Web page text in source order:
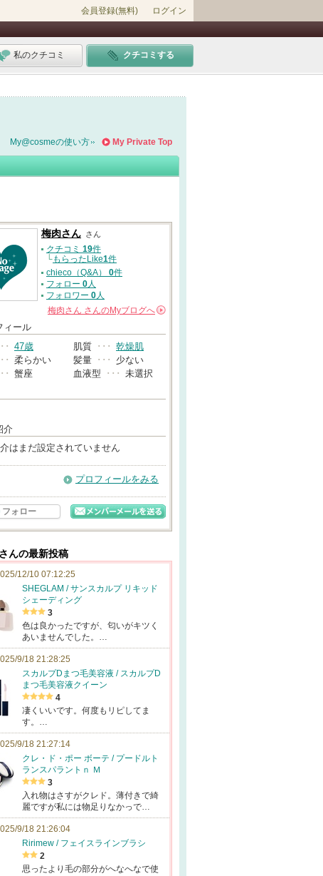
会員登録(無料) ログイン
私のクチコミ クチコミする
My Private Top
My@cosmeの使い方
梅肉さん さん
クチコミ 19件
└もらったLike1件
chieco（Q&A） 0件
フォロー 0人
フォロワー 0人
梅肉さん さんのMyブログへ
ィール
･ 47歳 肌質 ･･･ 乾燥肌
･ 柔らかい 髪量 ･･･
少ない
･ 蟹座 血液型 ･･･ 未選択
介
はまだ設定されていません
プロフィールをみる
フォロー
んの最新投稿
12/10 07:12:25
SHEGLAM / サンスカルプ リキッド
シェーディング
3
色は良かったですが、匂いがキツく
あいませんでした。…
9/18 21:28:25
スカルプDまつ毛美容液 / スカルプD
まつ毛美容液クイーン
4
凄くいいです。何度もリピしてま
す。…
9/18 21:27:14
クレ・ド・ポー ボーテ / プードルト
ランスパラントｎ Ｍ
3
入れ物はさすがクレド。薄付きで綺
麗ですが私には物足りなかっで…
9/18 21:26:04
Ririmew / フェイスラインブラシ
2
思ったより毛の部分がへなへなで使